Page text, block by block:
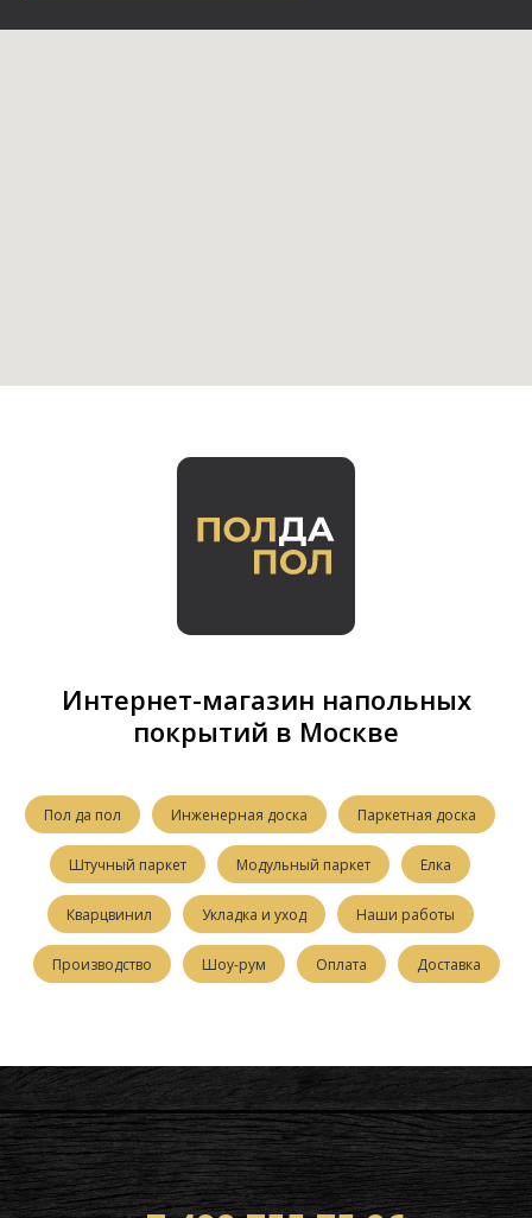
Интернет-магазин напольных
покрытий в Москве
Пол да пол Инженерная доска Паркетная доска
Штучный паркет Модульный паркет Елка
Кварцвинил Укладка и уход Наши работы
Производство Шоу-рум Оплата Доставка